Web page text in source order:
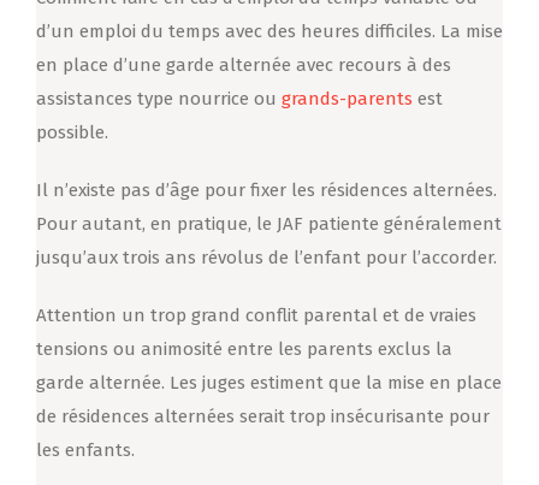
d’un emploi du temps avec des heures difficiles. La mise
en place d’une garde alternée avec recours à des
assistances type nourrice ou grands-parents est
possible.
Il n’existe pas d’âge pour fixer les résidences alternées.
Pour autant, en pratique, le JAF patiente généralement
jusqu’aux trois ans révolus de l’enfant pour l’accorder.
Attention un trop grand conflit parental et de vraies
tensions ou animosité entre les parents exclus la
garde alternée. Les juges estiment que la mise en place
de résidences alternées serait trop insécurisante pour
les enfants.